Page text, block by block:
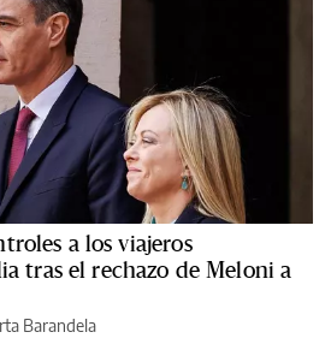
a los viajeros
tras el rechazo de Meloni a
Barandela